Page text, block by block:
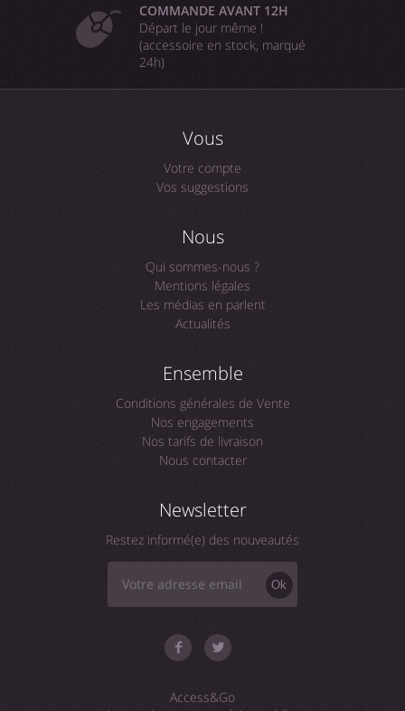
COMMANDE AVANT 12H
Départ le jour même !
(accessoire en stock, marqué
24h)
Vous
Votre compte
Vos suggestions
Nous
Qui sommes-nous ?
Mentions légales
Les médias en parlent
Actualités
Ensemble
Conditions générales de Vente
Nos engagements
Nos tarifs de livraison
Nous contacter
Newsletter
Restez informé(e) des nouveautés
Ok
Access&Go